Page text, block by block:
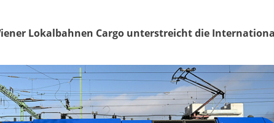
Lokalbahnen Cargo unterstreicht die